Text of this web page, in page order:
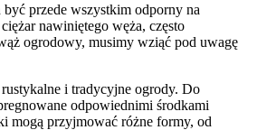
przede wszystkim odporny na
nawiniętego węża, często
ogrodowy, musimy wziąć pod uwagę
i tradycyjne ogrody. Do
odpowiednimi środkami
mogą przyjmować różne formy, od